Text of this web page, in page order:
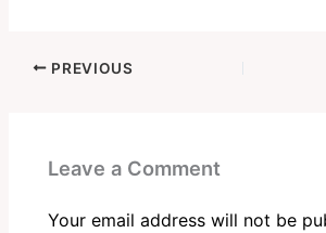
PREVIOUS
Leave a Comment
Your email address will not be